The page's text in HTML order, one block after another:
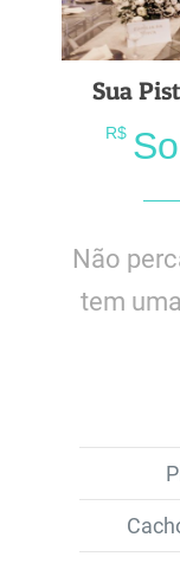
Sua
R$
Não
tem